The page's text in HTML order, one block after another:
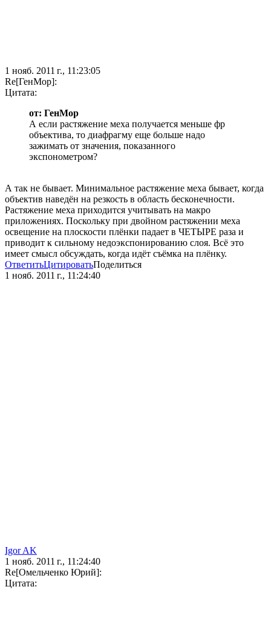
1 нояб. 2011 г., 11:23:05
Re[ГенМор]:
Цитата:
от: ГенМор
А если растяжение меха получается меньше фр
объектива, то диафрагму еще больше надо
зажимать от значения, показанного
экспонометром?
А так не бывает. Минимальное растяжение меха бывает, когда
объектив наведён на резкость в область бесконечности.
Растяжение меха приходится учитывать на макро
приложениях. Поскольку при двойном растяжении меха
освещение на плоскости плёнки падает в ЧЕТЫРЕ раза и
приводит к сильному недоэкспонированию слоя. Всё это
имеет смысл обсуждать, когда идёт съёмка на плёнку.
ОтветитьЦитироватьПоделиться
1 нояб. 2011 г., 11:24:40
Igor AK
1 нояб. 2011 г., 11:24:40
Re[Омельченко Юрий]:
Цитата: